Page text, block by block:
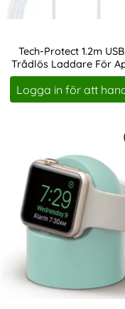
Tech-Protect 1.2m
Trådlös Laddare För
Watch Vit
Art. nr 219067
Logga in för att